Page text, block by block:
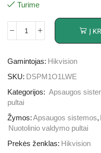
Turime
Į
Gamintojas: Hikvision
SKU: DSPM1O1LWE
Kategorijos: Apsaugos
pultai
Žymos:Apsaugos sistemos,
Nuotolinio valdymo pultai
Prekės ženklas: Hikvision